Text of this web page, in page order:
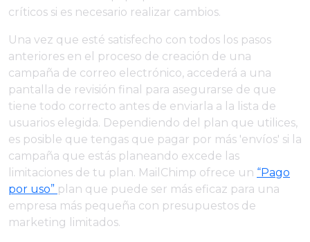
críticos si es necesario realizar cambios.
Una vez que esté satisfecho con todos los pasos
anteriores en el proceso de creación de una
campaña de correo electrónico, accederá a una
pantalla de revisión final para asegurarse de que
tiene todo correcto antes de enviarla a la lista de
usuarios elegida. Dependiendo del plan que utilices,
es posible que tengas que pagar por más 'envíos' si la
campaña que estás planeando excede las
limitaciones de tu plan. MailChimp ofrece un “Pago
por uso” plan que puede ser más eficaz para una
empresa más pequeña con presupuestos de
marketing limitados.